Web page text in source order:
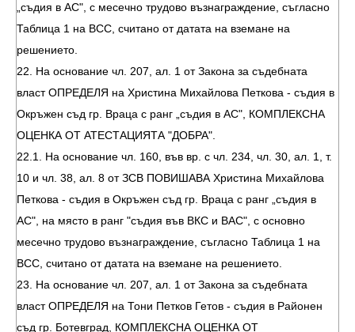
„съдия в АС", с месечно трудово възнаграждение, съгласно
Таблица 1 на ВСС, считано от датата на вземане на
решението.
22. На основание чл. 207, ал. 1 от Закона за съдебната
власт ОПРЕДЕЛЯ на Христина Михайлова Петкова - съдия в
Окръжен съд гр. Враца с ранг „съдия в АС", КОМПЛЕКСНА
ОЦЕНКА ОТ АТЕСТАЦИЯТА "ДОБРА".
22.1. На основание чл. 160, във вр. с чл. 234, чл. 30, ал. 1, т.
10 и чл. 38, ал. 8 от ЗСВ ПОВИШАВА Христина Михайлова
Петкова - съдия в Окръжен съд гр. Враца с ранг „съдия в
АС", на място в ранг "съдия във ВКС и ВАС", с основно
месечно трудово възнаграждение, съгласно Таблица 1 на
ВСС, считано от датата на вземане на решението.
23. На основание чл. 207, ал. 1 от Закона за съдебната
власт ОПРЕДЕЛЯ на Тони Петков Гетов - съдия в Районен
съд гр. Ботевград, КОМПЛЕКСНА ОЦЕНКА ОТ